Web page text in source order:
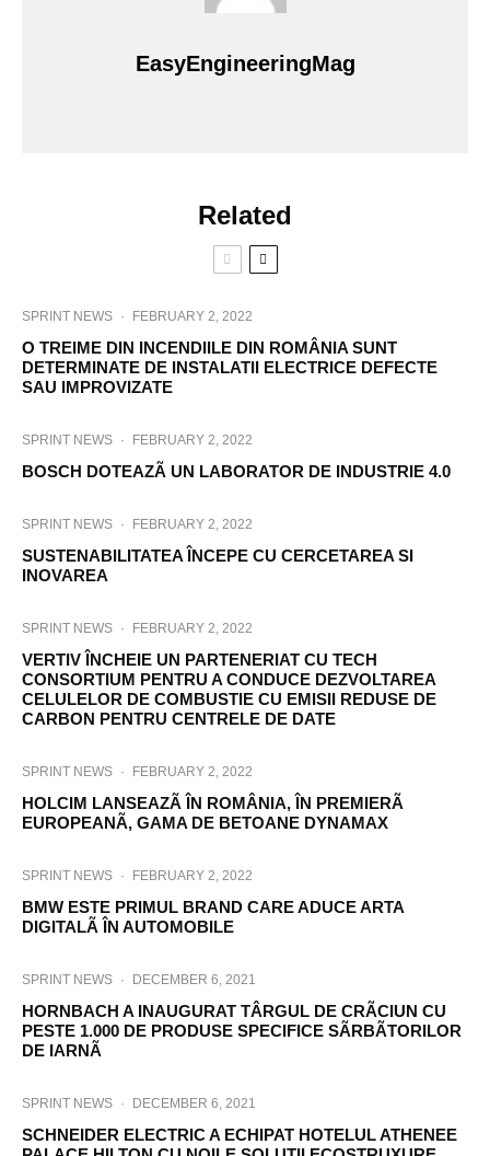
EasyEngineeringMag
Related
SPRINT NEWS · FEBRUARY 2, 2022
O TREIME DIN INCENDIILE DIN ROMÂNIA SUNT
DETERMINATE DE INSTALATII ELECTRICE DEFECTE
SAU IMPROVIZATE
SPRINT NEWS · FEBRUARY 2, 2022
BOSCH DOTEAZÃ UN LABORATOR DE INDUSTRIE 4.0
SPRINT NEWS · FEBRUARY 2, 2022
SUSTENABILITATEA ÎNCEPE CU CERCETAREA SI
INOVAREA
SPRINT NEWS · FEBRUARY 2, 2022
VERTIV ÎNCHEIE UN PARTENERIAT CU TECH
CONSORTIUM PENTRU A CONDUCE DEZVOLTAREA
CELULELOR DE COMBUSTIE CU EMISII REDUSE DE
CARBON PENTRU CENTRELE DE DATE
SPRINT NEWS · FEBRUARY 2, 2022
HOLCIM LANSEAZÃ ÎN ROMÂNIA, ÎN PREMIERÃ
EUROPEANÃ, GAMA DE BETOANE DYNAMAX
SPRINT NEWS · FEBRUARY 2, 2022
BMW ESTE PRIMUL BRAND CARE ADUCE ARTA
DIGITALÃ ÎN AUTOMOBILE
SPRINT NEWS · DECEMBER 6, 2021
HORNBACH A INAUGURAT TÂRGUL DE CRÃCIUN CU
PESTE 1.000 DE PRODUSE SPECIFICE SÃRBÃTORILOR
DE IARNÃ
SPRINT NEWS · DECEMBER 6, 2021
SCHNEIDER ELECTRIC A ECHIPAT HOTELUL ATHENEE